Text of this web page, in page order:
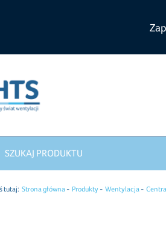
SZUKAJ PRODUKTU
tutaj: Strona główna Produkty Wentylacja